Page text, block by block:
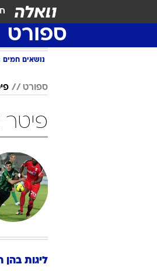
ספורט
נושאים חמים
ספורט
ליגות